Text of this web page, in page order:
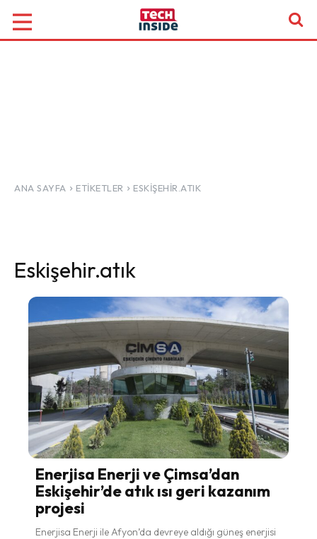
ANA SAYFA ETIKETLER ESKIŞEHIR.ATIK
Eskişehir.atık
Enerjisa Enerji ve Çimsa’dan
Eskişehir’de atık ısı geri kazanım
projesi
Enerjisa Enerji ile Afyon’da devreye aldığı güneş enerjisi